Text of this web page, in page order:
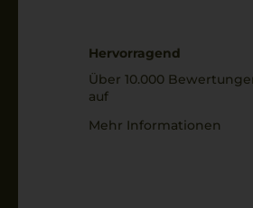
Hervorragend
Über 10.000
auf
Mehr Informationen